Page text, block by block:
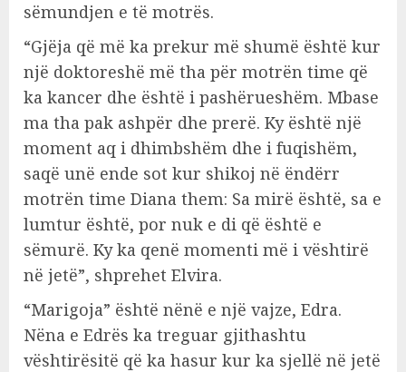
sëmundjen e të motrës.
“Gjëja që më ka prekur më shumë është kur
një doktoreshë më tha për motrën time që
ka kancer dhe është i pashërueshëm. Mbase
ma tha pak ashpër dhe prerë. Ky është një
moment aq i dhimbshëm dhe i fuqishëm,
saqë unë ende sot kur shikoj në ëndërr
motrën time Diana them: Sa mirë është, sa e
lumtur është, por nuk e di që është e
sëmurë. Ky ka qenë momenti më i vështirë
në jetë”, shprehet Elvira.
“Marigoja” është nënë e një vajze, Edra.
Nëna e Edrës ka treguar gjithashtu
vështirësitë që ka hasur kur ka sjellë në jetë